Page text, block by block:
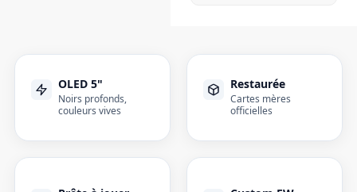
OLED 5"
Noirs profonds,
couleurs vives
Restaurée
Cartes mères
officielles